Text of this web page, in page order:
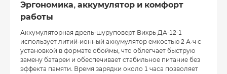
Эргономика, аккумулятор и комфорт
работы
Аккумуляторная дрель-шуруповерт Вихрь ДА-12-1
использует литий-ионный аккумулятор емкостью 2 А·ч с
установкой в формате обоймы, что облегчает быструю
замену батареи и обеспечивает стабильное питание без
эффекта памяти. Время зарядки около 1 часа позволяет